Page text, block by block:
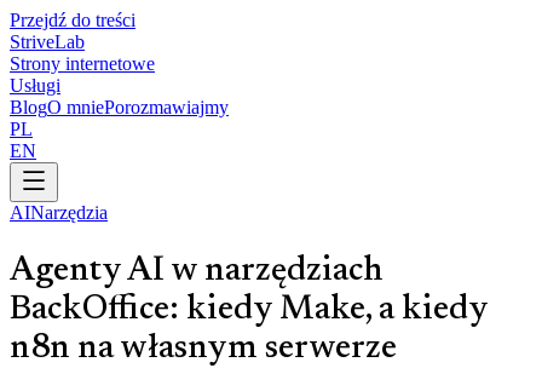
Przejdź do treści
StriveLab
Strony internetowe
Usługi
BlogO mniePorozmawiajmy
PL
EN
AINarzędzia
Agenty AI w narzędziach
BackOffice: kiedy Make, a kiedy
n8n na własnym serwerze